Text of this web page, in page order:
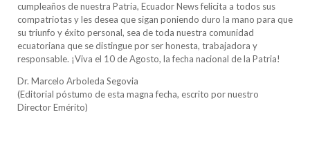
cumpleaños de nuestra Patria, Ecuador News felicita a todos sus
compatriotas y les desea que sigan poniendo duro la mano para que
su triunfo y éxito personal, sea de toda nuestra comunidad
ecuatoriana que se distingue por ser honesta, trabajadora y
responsable. ¡Viva el 10 de Agosto, la fecha nacional de la Patria!
Dr. Marcelo Arboleda Segovia
(Editorial póstumo de esta magna fecha, escrito por nuestro
Director Emérito)